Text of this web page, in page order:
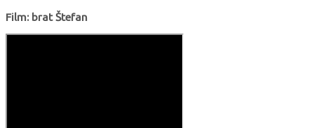
Film: brat Štefan